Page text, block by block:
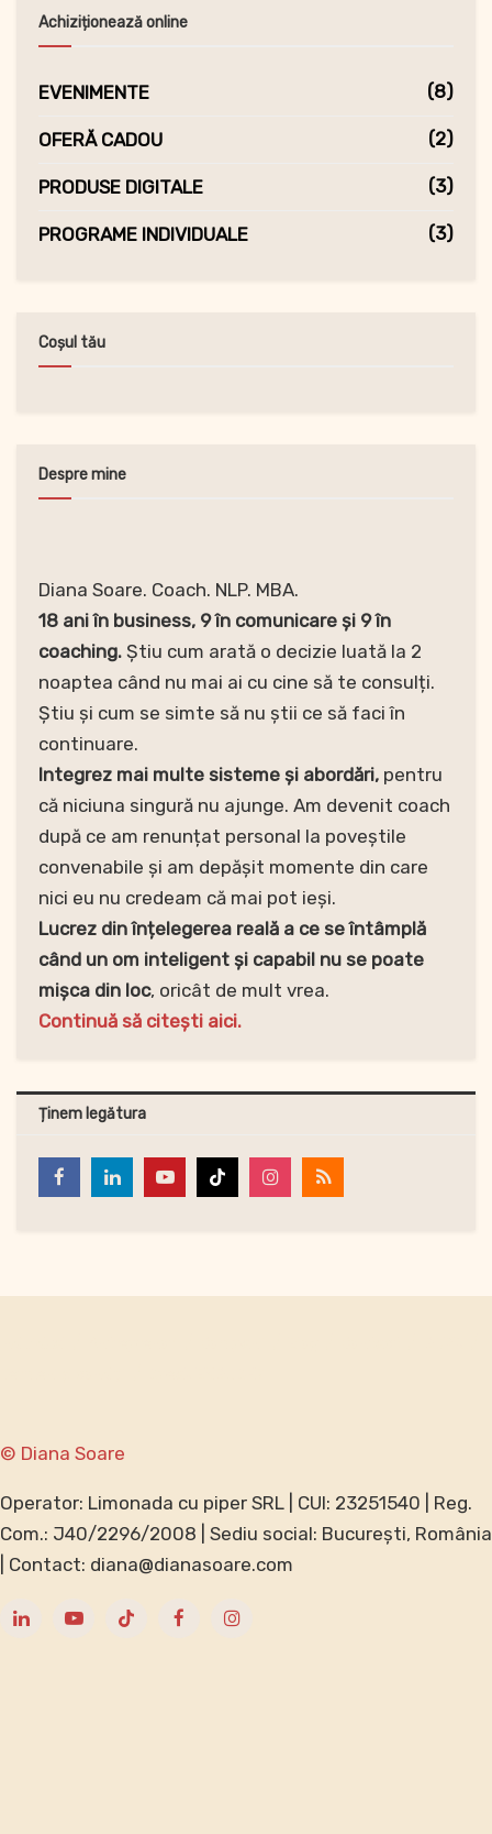
Achiziționează online
EVENIMENTE (8)
OFERĂ CADOU (2)
PRODUSE DIGITALE (3)
PROGRAME INDIVIDUALE (3)
Coșul tău
Despre mine
Diana Soare. Coach. NLP. MBA.
18 ani în business, 9 în comunicare și 9 în
coaching. Știu cum arată o decizie luată la 2
noaptea când nu mai ai cu cine să te consulți.
Știu și cum se simte să nu știi ce să faci în
continuare.
Integrez mai multe sisteme și abordări, pentru
că niciuna singură nu ajunge. Am devenit coach
după ce am renunțat personal la poveștile
convenabile și am depășit momente din care
nici eu nu credeam că mai pot ieși.
Lucrez din înțelegerea reală a ce se întâmplă
când un om inteligent și capabil nu se poate
mișca din loc, oricât de mult vrea.
Continuă să citești aici.
Ținem legătura
© Diana Soare
Operator: Limonada cu piper SRL | CUI: 23251540 | Reg.
Com.: J40/2296/2008 | Sediu social: București, România
| Contact: diana@dianasoare.com